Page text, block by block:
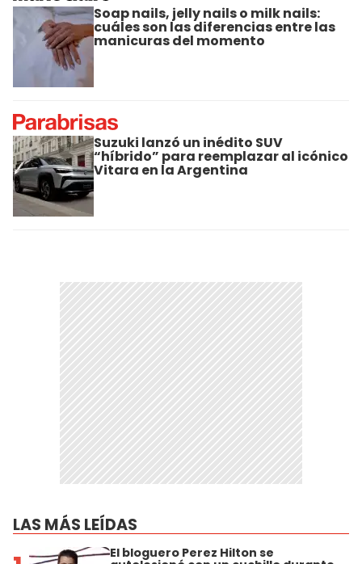
Soap nails, jelly nails o milk nails:
cuáles son las diferencias entre las
manicuras del momento
Suzuki lanzó un inédito SUV
“híbrido” para reemplazar al icónico
Vitara en la Argentina
LAS MÁS LEÍDAS
El bloguero Perez Hilton se